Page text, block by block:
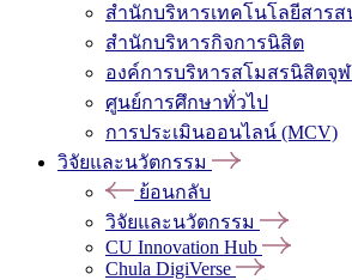
สำนักบริหารเทคโนโลยีสารส
สำนักบริหารกิจการนิสิต
องค์การบริหารสโมสรนิสิตจุฬ
ศูนย์การศึกษาทั่วไป
การประเมินออนไลน์ (MCV)
วิจัยและนวัตกรรม
ย้อนกลับ
วิจัยและนวัตกรรม
CU Innovation Hub
Chula DigiVerse